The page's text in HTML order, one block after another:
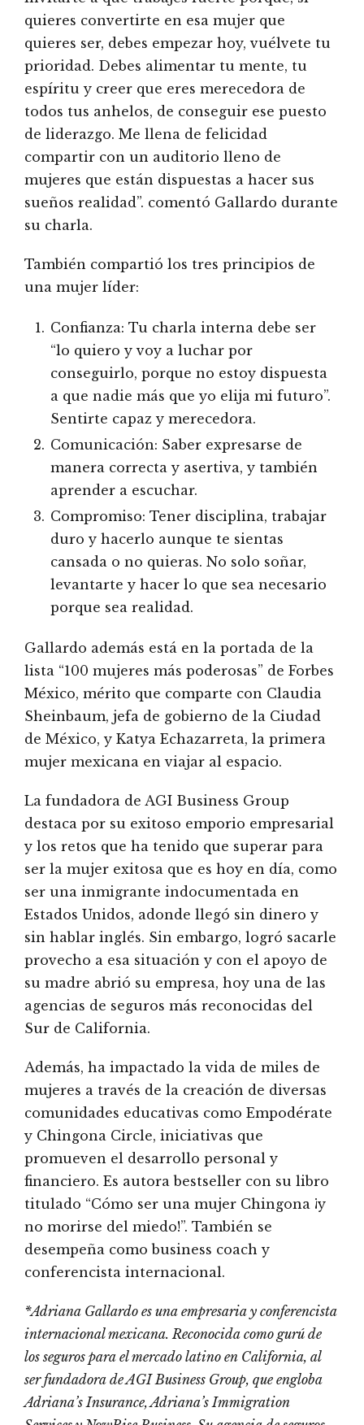
quieres convertirte en esa mujer que
quieres ser, debes empezar hoy, vuélvete tu
prioridad. Debes alimentar tu mente, tu
espíritu y creer que eres merecedora de
todos tus anhelos, de conseguir ese puesto
de liderazgo. Me llena de felicidad
compartir con un auditorio lleno de
mujeres que están dispuestas a hacer sus
sueños realidad”. comentó Gallardo durante
su charla.
También compartió los tres principios de
una mujer líder:
Confianza: Tu charla interna debe ser
“lo quiero y voy a luchar por
conseguirlo, porque no estoy dispuesta
a que nadie más que yo elija mi futuro”.
Sentirte capaz y merecedora.
Comunicación: Saber expresarse de
manera correcta y asertiva, y también
aprender a escuchar.
Compromiso: Tener disciplina, trabajar
duro y hacerlo aunque te sientas
cansada o no quieras. No solo soñar,
levantarte y hacer lo que sea necesario
porque sea realidad.
Gallardo además está en la portada de la
lista “100 mujeres más poderosas” de Forbes
México, mérito que comparte con Claudia
Sheinbaum, jefa de gobierno de la Ciudad
de México, y Katya Echazarreta, la primera
mujer mexicana en viajar al espacio.
La fundadora de AGI Business Group
destaca por su exitoso emporio empresarial
y los retos que ha tenido que superar para
ser la mujer exitosa que es hoy en día, como
ser una inmigrante indocumentada en
Estados Unidos, adonde llegó sin dinero y
sin hablar inglés. Sin embargo, logró sacarle
provecho a esa situación y con el apoyo de
su madre abrió su empresa, hoy una de las
agencias de seguros más reconocidas del
Sur de California.
Además, ha impactado la vida de miles de
mujeres a través de la creación de diversas
comunidades educativas como Empodérate
y Chingona Circle, iniciativas que
promueven el desarrollo personal y
financiero. Es autora bestseller con su libro
titulado “Cómo ser una mujer Chingona ¡y
no morirse del miedo!”. También se
desempeña como business coach y
conferencista internacional.
*Adriana Gallardo es una empresaria y conferencista
internacional mexicana. Reconocida como gurú de
los seguros para el mercado latino en California, al
ser fundadora de AGI Business Group, que engloba
Adriana’s Insurance, Adriana’s Immigration